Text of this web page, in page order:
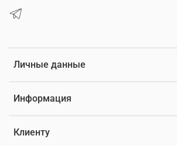
Личные данные
Информация
Клиенту